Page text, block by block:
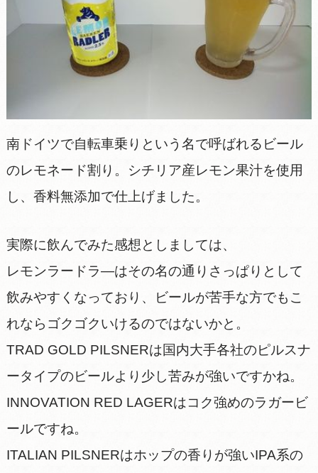
南ドイツで自転車乗りという名で呼ばれるビール
のレモネード割り。シチリア産レモン果汁を使用
し、香料無添加で仕上げました。
実際に飲んでみた感想としましては、
レモンラードラ―はその名の通りさっぱりとして
飲みやすくなっており、ビールが苦手な方でもこ
れならゴクゴクいけるのではないかと。
TRAD GOLD PILSNERは国内大手各社のピルスナ
ータイプのビールより少し苦みが強いですかね。
INNOVATION RED LAGERはコク強めのラガービ
ールですね。
ITALIAN PILSNERはホップの香りが強いIPA系の